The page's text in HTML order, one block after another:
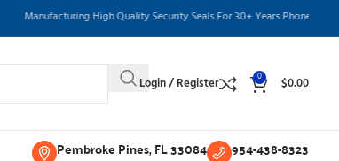
Manufacturing High Quality Security Seals For 30+ Years Phone: 954-438-
Login / Register 0 $0.00
Pembroke Pines, FL 33084 954-438-8323